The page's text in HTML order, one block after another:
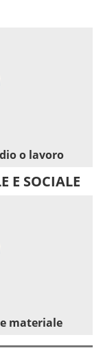
o lavoro
E SOCIALE
materiale